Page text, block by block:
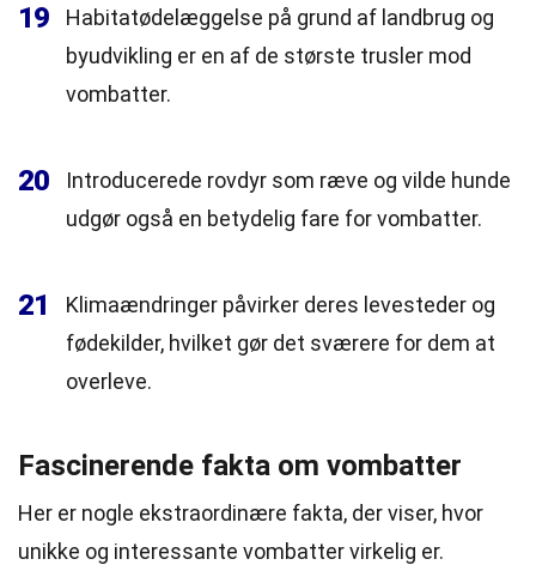
19
Habitatødelæggelse på grund af landbrug og
byudvikling er en af de største trusler mod
vombatter.
20
Introducerede rovdyr som ræve og vilde hunde
udgør også en betydelig fare for vombatter.
21
Klimaændringer påvirker deres levesteder og
fødekilder, hvilket gør det sværere for dem at
overleve.
Fascinerende fakta om vombatter
Her er nogle ekstraordinære fakta, der viser, hvor
unikke og interessante vombatter virkelig er.